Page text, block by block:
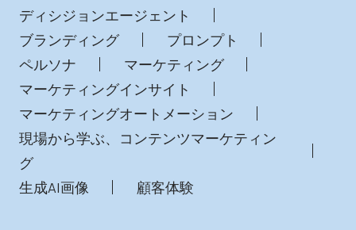
ディシジョンエージェント
ブランディング
プロンプト
ペルソナ
マーケティング
マーケティングインサイト
マーケティングオートメーション
現場から学ぶ、コンテンツマーケティン
グ
生成AI画像
顧客体験